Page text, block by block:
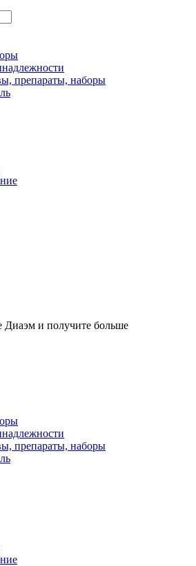
препараты, наборы
Диаэм и получите больше
препараты, наборы